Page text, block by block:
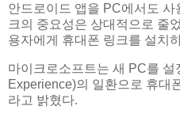
안드로이드 앱을 PC에서도
크의 중요성은 상대적으로 줄
용자에게 휴대폰 링크를 설치
마이크로소프트는 새 PC를
Experience)의 일환으로 휴대
라고 밝혔다.